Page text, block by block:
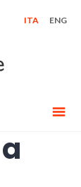
ITA ENG